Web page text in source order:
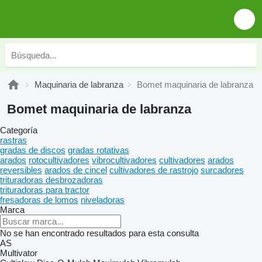
Maquinaria de labranza Bomet maquinaria de labranza
Bomet maquinaria de labranza
Categoría
rastras
gradas de discos gradas rotativas
arados rotocultivadores vibrocultivadores cultivadores arados
reversibles arados de cincel cultivadores de rastrojo surcadores
trituradoras desbrozadoras
trituradoras para tractor
fresadoras de lomos niveladoras
Marca
No se han encontrado resultados para esta consulta
AS
Multivator